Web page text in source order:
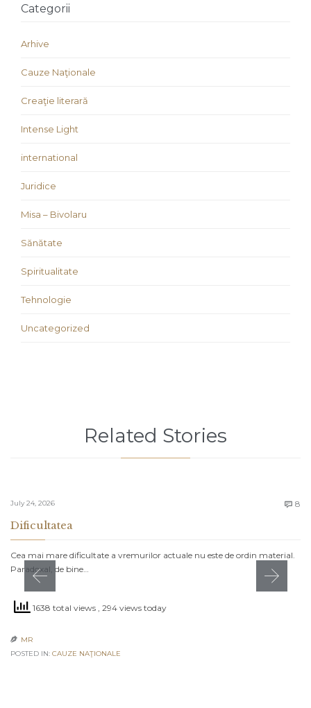
Categorii
Arhive
Cauze Naţionale
Creaţie literară
Intense Light
international
Juridice
Misa – Bivolaru
Sănătate
Spiritualitate
Tehnologie
Uncategorized
Related Stories
July 24, 2026  8
Dificultatea
Cea mai mare dificultate a vremurilor actuale nu este de ordin material.
Paradoxal, de bine…
1638 total views , 294 views today
 MR
POSTED IN: CAUZE NAŢIONALE